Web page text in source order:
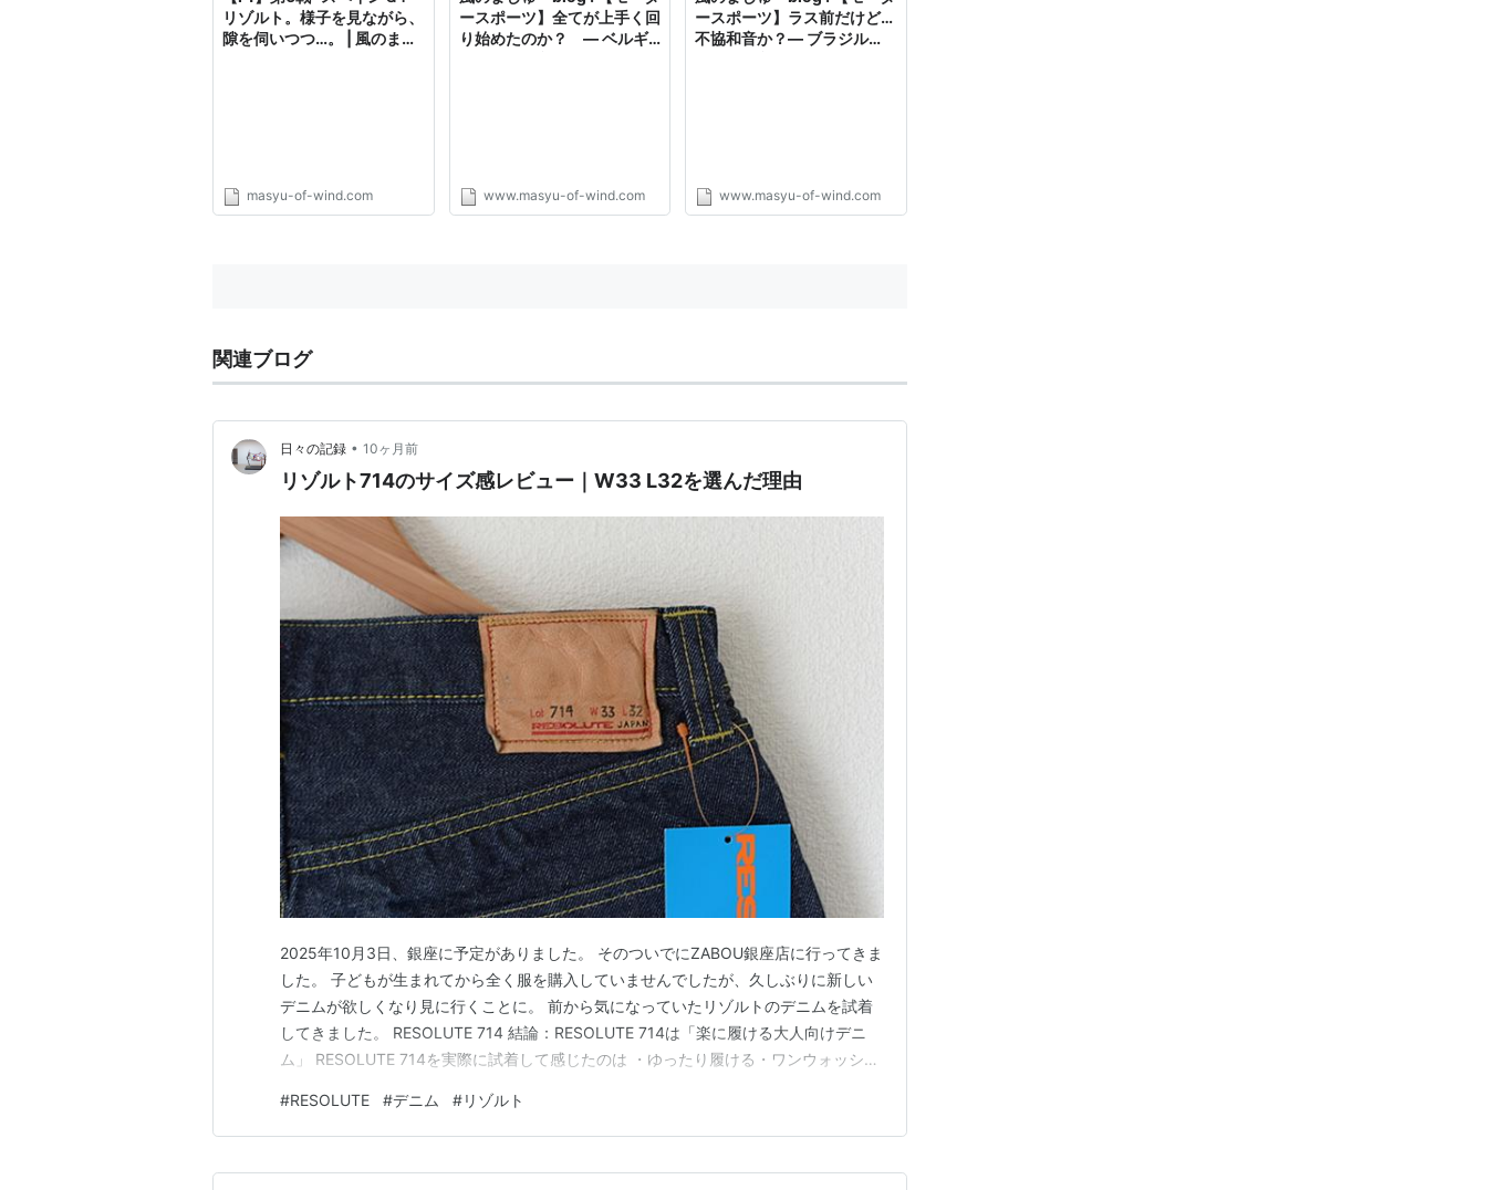
リゾルト。様子を見ながら、
隙を伺いつつ…。 | 風のまし
masyu-of-wind.com
ースポーツ】全てが上手く回
り始めたのか？ ― ベルギ
www.masyu-of-wind.com
ースポーツ】ラス前だけど…
不協和音か？― ブラジル
www.masyu-of-wind.com
関連ブログ
日々の記録 • 10ヶ月前
リゾルト714のサイズ感レビュー｜W33 L32を選んだ理由
2025年10月3日、銀座に予定がありました。 そのついでにZABOU銀座店に行ってきま
した。 子どもが生まれてから全く服を購入していませんでしたが、久しぶりに新しい
デニムが欲しくなり見に行くことに。 前から気になっていたリゾルトのデニムを試着
してきました。 RESOLUTE 714 結論：RESOLUTE 714は「楽に履ける大人向けデニ
ム」 RESOLUTE 714を実際に試着して感じたのは ・ゆったり履ける・ワンウォッシュ
という点です。 「細いデニムはもうきついけど、雰囲気のあるデニムは履きたい」と
いう人には…
#RESOLUTE #デニム #リゾルト